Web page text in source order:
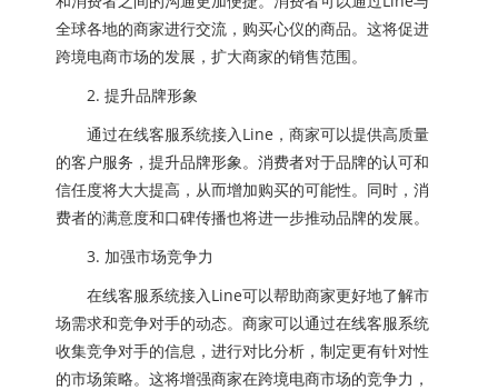
全球各地的商家进行交流，购买心仪的商品。这将促进
跨境电商市场的发展，扩大商家的销售范围。
2. 提升品牌形象
通过在线客服系统接入Line，商家可以提供高质量
的客户服务，提升品牌形象。消费者对于品牌的认可和
信任度将大大提高，从而增加购买的可能性。同时，消
费者的满意度和口碑传播也将进一步推动品牌的发展。
3. 加强市场竞争力
在线客服系统接入Line可以帮助商家更好地了解市
场需求和竞争对手的动态。商家可以通过在线客服系统
收集竞争对手的信息，进行对比分析，制定更有针对性
的市场策略。这将增强商家在跨境电商市场的竞争力，